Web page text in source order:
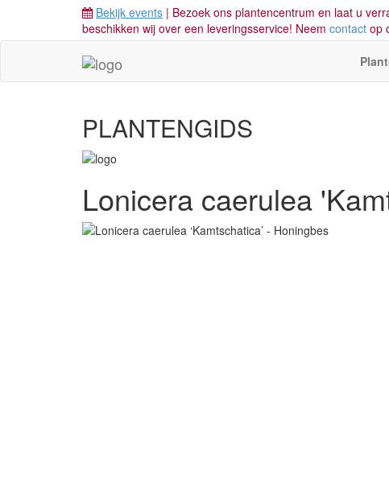
Bekijk events | Bezoek ons plantencentrum en laat u
beschikken wij over een leveringsservice! Neem contact op
PLANTENGIDS
Lonicera caerulea